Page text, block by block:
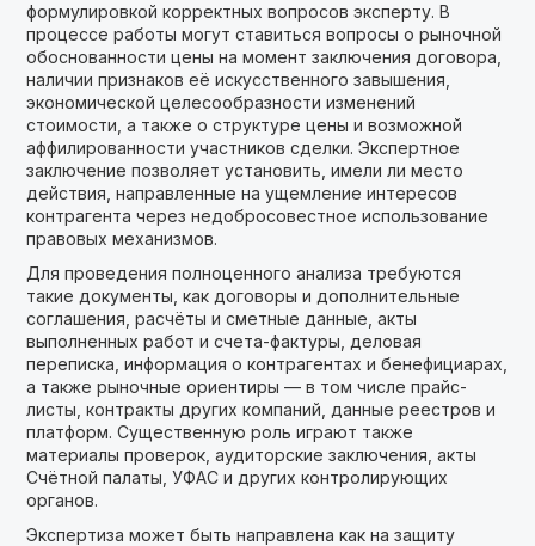
формулировкой корректных вопросов эксперту. В
процессе работы могут ставиться вопросы о рыночной
обоснованности цены на момент заключения договора,
наличии признаков её искусственного завышения,
экономической целесообразности изменений
стоимости, а также о структуре цены и возможной
аффилированности участников сделки. Экспертное
заключение позволяет установить, имели ли место
действия, направленные на ущемление интересов
контрагента через недобросовестное использование
правовых механизмов.
Для проведения полноценного анализа требуются
такие документы, как договоры и дополнительные
соглашения, расчёты и сметные данные, акты
выполненных работ и счета-фактуры, деловая
переписка, информация о контрагентах и бенефициарах,
а также рыночные ориентиры — в том числе прайс-
листы, контракты других компаний, данные реестров и
платформ. Существенную роль играют также
материалы проверок, аудиторские заключения, акты
Счётной палаты, УФАС и других контролирующих
органов.
Экспертиза может быть направлена как на защиту